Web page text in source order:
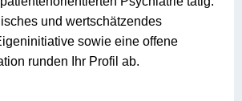
und wertschätzendes
sowie eine offene
runden Ihr Profil ab.